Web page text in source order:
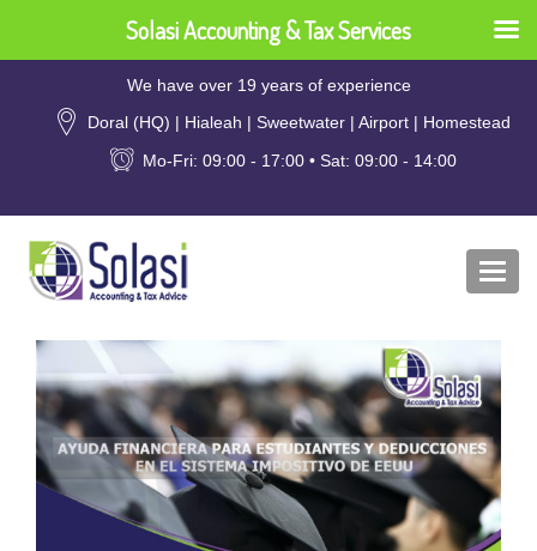
We have over 19 years of experience
Doral (HQ) | Hialeah | Sweetwater | Airport | Homestead
Mo-Fri: 09:00 - 17:00 • Sat: 09:00 - 14:00
Solasi Accounting & Tax Services